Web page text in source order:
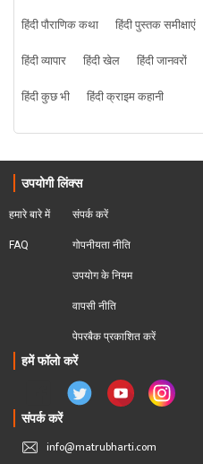
हिंदी पौराणिक कथा
हिंदी पुस्तक समीक्षाएं
हिंदी व्यापार
हिंदी खेल हिंदी जानवरों
हिंदी कुछ भी
हिंदी क्राइम कहानी
उपयोगी लिंक्स
हमारे बारे में
FAQ
संपर्क करें
गोपनीयता नीति
उपयोग के नियम
वापसी नीति
पेपरबैक प्रकाशित करें
हमें फॉलो करें
संपर्क करें
info@matrubharti.com